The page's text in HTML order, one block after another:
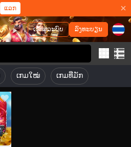
ແລກ
ລົງທະບຽນ
ເຂົ້າສູ່ລະບົບ
ເກມໃໝ່ ເກມທີ່ມັກ